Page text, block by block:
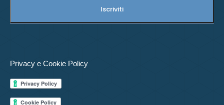
Privacy e Cookie Policy